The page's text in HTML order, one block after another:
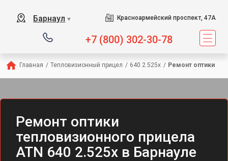
Барнаул ▼ Красноармейский проспект, 47А
+7 (800) 302-30-78
Главная / Тепловизионный прицел / 640 2.525x / Ремонт оптики
Ремонт оптики
тепловизионного прицела
ATN 640 2.525x в Барнауле